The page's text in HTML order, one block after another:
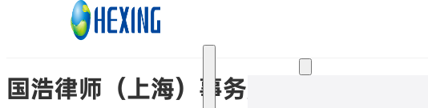
跳转到主要内容 跳转到页脚
国浩律师（上海）事务所关于杭州海